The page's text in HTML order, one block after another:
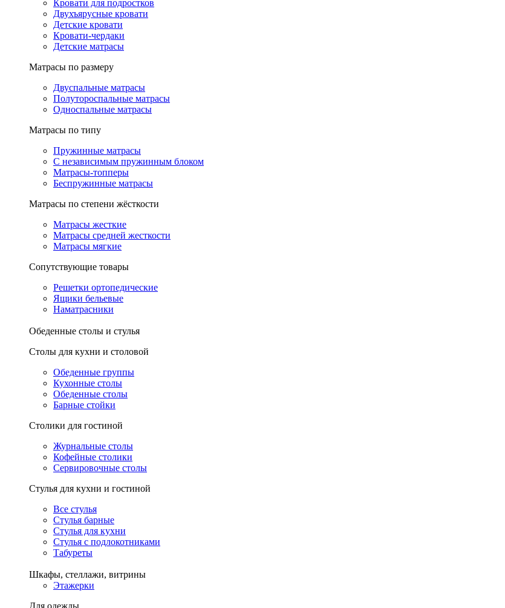
Кровати для подростков
Двухъярусные кровати
Детские кровати
Кровати-чердаки
Детские матрасы
Матрасы по размеру
Двуспальные матрасы
Полутороспальные матрасы
Односпальные матрасы
Матрасы по типу
Пружинные матрасы
С независимым пружинным блоком
Матрасы-топперы
Беспружинные матрасы
Матрасы по степени жёсткости
Матрасы жесткие
Матрасы средней жесткости
Матрасы мягкие
Сопутствующие товары
Решетки ортопедические
Ящики бельевые
Наматрасники
Обеденные столы и стулья
Столы для кухни и столовой
Обеденные группы
Кухонные столы
Обеденные столы
Барные стойки
Столики для гостиной
Журнальные столы
Кофейные столики
Сервировочные столы
Стулья для кухни и гостиной
Все стулья
Стулья барные
Стулья для кухни
Стулья с подлокотниками
Табуреты
Шкафы, стеллажи, витрины
Этажерки
Для одежды